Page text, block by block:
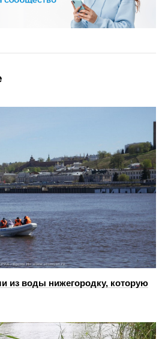
из воды нижегородку, которую